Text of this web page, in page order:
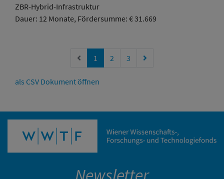
ZBR-Hybrid-Infrastruktur
Dauer: 12 Monate, Fördersumme: € 31.669
Vorherige Seite
1 2 3 Nächste Seite
als CSV Dokument öffnen